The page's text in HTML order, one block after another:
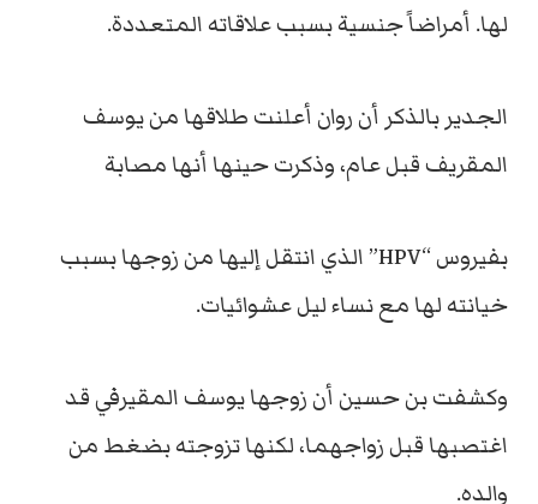
لها. أمراضاً جنسية بسبب علاقاته المتعددة.
الجدير بالذكر أن روان أعلنت طلاقها من يوسف
المقريف قبل عام، وذكرت حينها أنها مصابة
بفيروس “HPV” الذي انتقل إليها من زوجها بسبب
خيانته لها مع نساء ليل عشوائيات.
وكشفت بن حسين أن زوجها يوسف المقيرفي قد
اغتصبها قبل زواجهما، لكنها تزوجته بضغط من
والده.